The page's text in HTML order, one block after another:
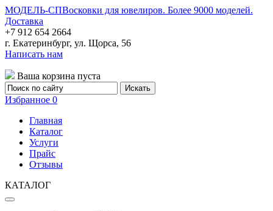
МОДЕЛЬ-СПВосковки для ювелиров. Более 9000 моделей.
Доставка
+7 912 654 2664
г. Екатеринбург, ул. Щорса, 56
Написать нам
Ваша корзина пуста
Избранное 0
Главная
Каталог
Услуги
Прайс
Отзывы
КАТАЛОГ